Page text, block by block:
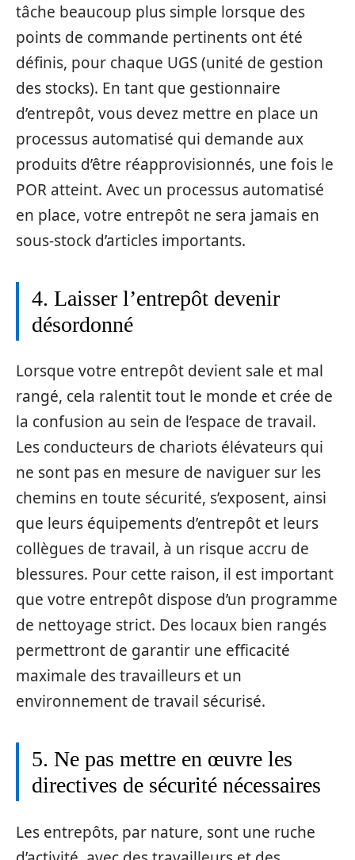
tâche beaucoup plus simple lorsque des
points de commande pertinents ont été
définis, pour chaque UGS (unité de gestion
des stocks). En tant que gestionnaire
d’entrepôt, vous devez mettre en place un
processus automatisé qui demande aux
produits d’être réapprovisionnés, une fois le
POR atteint. Avec un processus automatisé
en place, votre entrepôt ne sera jamais en
sous-stock d’articles importants.
4. Laisser l’entrepôt devenir
désordonné
Lorsque votre entrepôt devient sale et mal
rangé, cela ralentit tout le monde et crée de
la confusion au sein de l’espace de travail.
Les conducteurs de chariots élévateurs qui
ne sont pas en mesure de naviguer sur les
chemins en toute sécurité, s’exposent, ainsi
que leurs équipements d’entrepôt et leurs
collègues de travail, à un risque accru de
blessures. Pour cette raison, il est important
que votre entrepôt dispose d’un programme
de nettoyage strict. Des locaux bien rangés
permettront de garantir une efficacité
maximale des travailleurs et un
environnement de travail sécurisé.
5. Ne pas mettre en œuvre les
directives de sécurité nécessaires
Les entrepôts, par nature, sont une ruche